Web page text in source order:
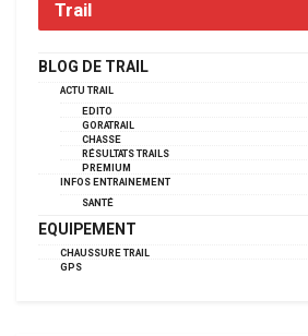
Trail
BLOG DE TRAIL
ACTU TRAIL
EDITO
GORATRAIL
CHASSE
RÉSULTATS TRAILS
PREMIUM
INFOS ENTRAINEMENT
SANTÉ
EQUIPEMENT
CHAUSSURE TRAIL
GPS